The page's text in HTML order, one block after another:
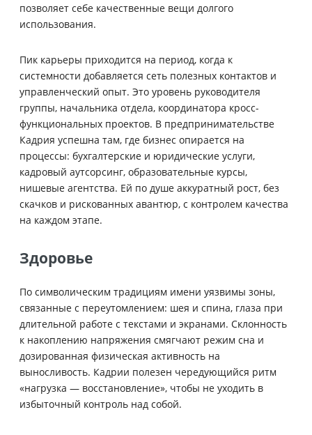
позволяет себе качественные вещи долгого
использования.
Пик карьеры приходится на период, когда к
системности добавляется сеть полезных контактов и
управленческий опыт. Это уровень руководителя
группы, начальника отдела, координатора кросс-
функциональных проектов. В предпринимательстве
Кадрия успешна там, где бизнес опирается на
процессы: бухгалтерские и юридические услуги,
кадровый аутсорсинг, образовательные курсы,
нишевые агентства. Ей по душе аккуратный рост, без
скачков и рискованных авантюр, с контролем качества
на каждом этапе.
Здоровье
По символическим традициям имени уязвимы зоны,
связанные с переутомлением: шея и спина, глаза при
длительной работе с текстами и экранами. Склонность
к накоплению напряжения смягчают режим сна и
дозированная физическая активность на
выносливость. Кадрии полезен чередующийся ритм
«нагрузка — восстановление», чтобы не уходить в
избыточный контроль над собой.